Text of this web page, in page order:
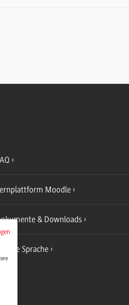
Moodle
& Downloads
Sprache